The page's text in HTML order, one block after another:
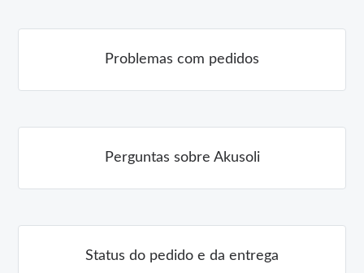
Problemas com pedidos
Perguntas sobre Akusoli
Status do pedido e da entrega